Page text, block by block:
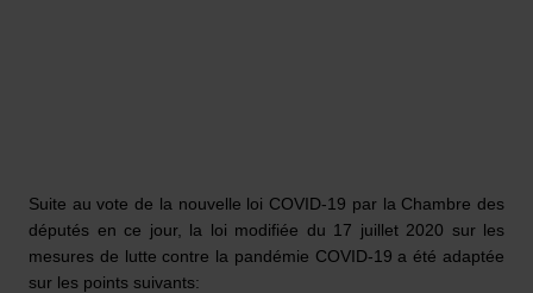
Suite au vote de la nouvelle loi COVID-19 par la Chambre des
députés en ce jour, la loi modifiée du 17 juillet 2020 sur les
mesures de lutte contre la pandémie COVID-19 a été adaptée
sur les points suivants: